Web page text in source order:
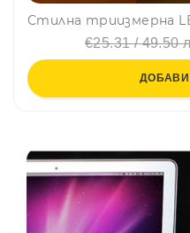
€25.31 / 49.50
ДОБАВИ